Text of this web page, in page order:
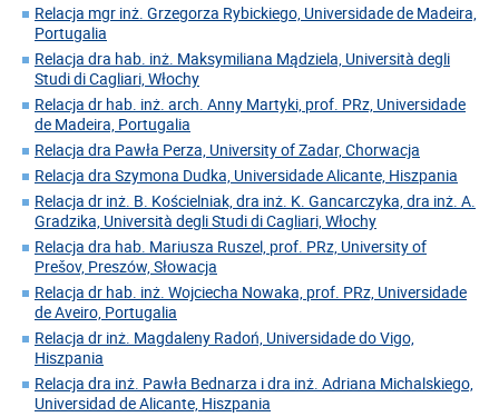
Relacja mgr inż. Grzegorza Rybickiego, Universidade de Madeira,
Portugalia
Relacja dra hab. inż. Maksymiliana Mądziela, Università degli
Studi di Cagliari, Włochy
Relacja dr hab. inż. arch. Anny Martyki, prof. PRz, Universidade
de Madeira, Portugalia
Relacja dra Pawła Perza, University of Zadar, Chorwacja
Relacja dra Szymona Dudka, Universidade Alicante, Hiszpania
Relacja dr inż. B. Kościelniak, dra inż. K. Gancarczyka, dra inż. A.
Gradzika, Università degli Studi di Cagliari, Włochy
Relacja dra hab. Mariusza Ruszel, prof. PRz, University of
Prešov, Preszów, Słowacja
Relacja dr hab. inż. Wojciecha Nowaka, prof. PRz, Universidade
de Aveiro, Portugalia
Relacja dr inż. Magdaleny Radoń, Universidade do Vigo,
Hiszpania
Relacja dra inż. Pawła Bednarza i dra inż. Adriana Michalskiego,
Universidad de Alicante, Hiszpania